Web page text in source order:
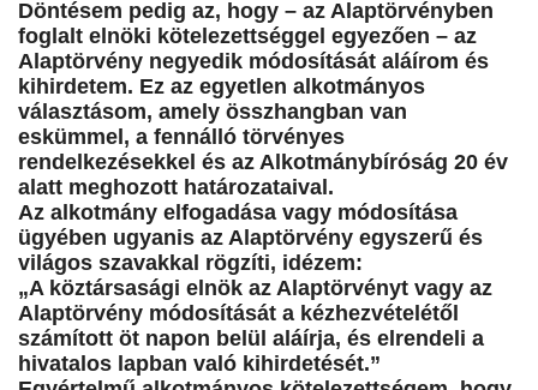
Döntésem pedig az, hogy – az Alaptörvényben
foglalt elnöki kötelezettséggel egyezően – az
Alaptörvény negyedik módosítását aláírom és
kihirdetem. Ez az egyetlen alkotmányos
választásom, amely összhangban van
eskümmel, a fennálló törvényes
rendelkezésekkel és az Alkotmánybíróság 20 év
alatt meghozott határozataival.
Az alkotmány elfogadása vagy módosítása
ügyében ugyanis az Alaptörvény egyszerű és
világos szavakkal rögzíti, idézem:
„A köztársasági elnök az Alaptörvényt vagy az
Alaptörvény módosítását a kézhezvételétől
számított öt napon belül aláírja, és elrendeli a
hivatalos lapban való kihirdetését.”